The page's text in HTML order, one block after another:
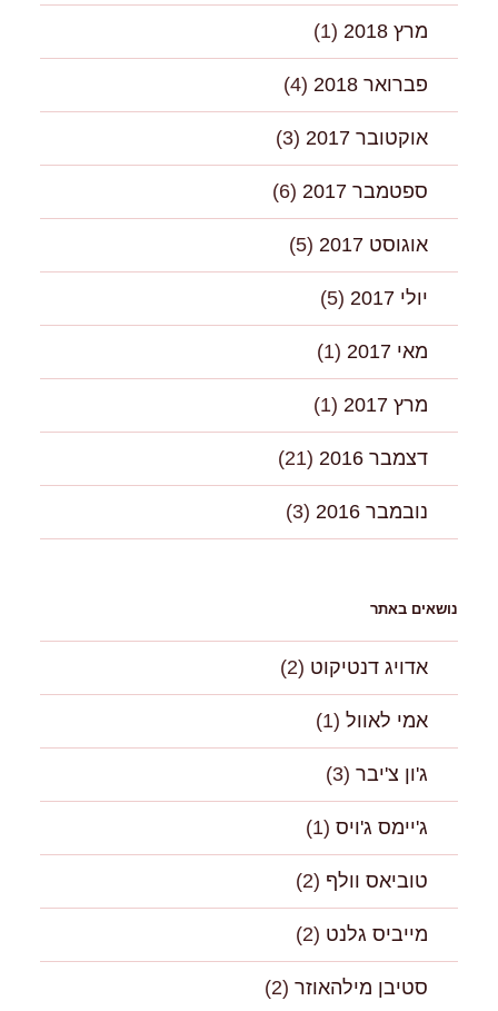
מרץ 2018 (1)
פברואר 2018 (4)
אוקטובר 2017 (3)
ספטמבר 2017 (6)
אוגוסט 2017 (5)
יולי 2017 (5)
מאי 2017 (1)
מרץ 2017 (1)
דצמבר 2016 (21)
נובמבר 2016 (3)
נושאים באתר
אדויג דנטיקוט (2)
אמי לאוול (1)
ג'ון צ'יבר (3)
ג'יימס ג'ויס (1)
טוביאס וולף (2)
מייביס גלנט (2)
סטיבן מילהאוזר (2)